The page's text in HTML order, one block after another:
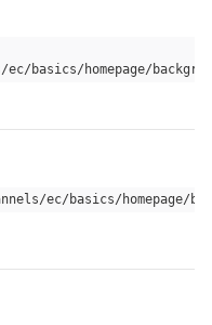
ec/basics/homepage/
ec/basics/homepage/